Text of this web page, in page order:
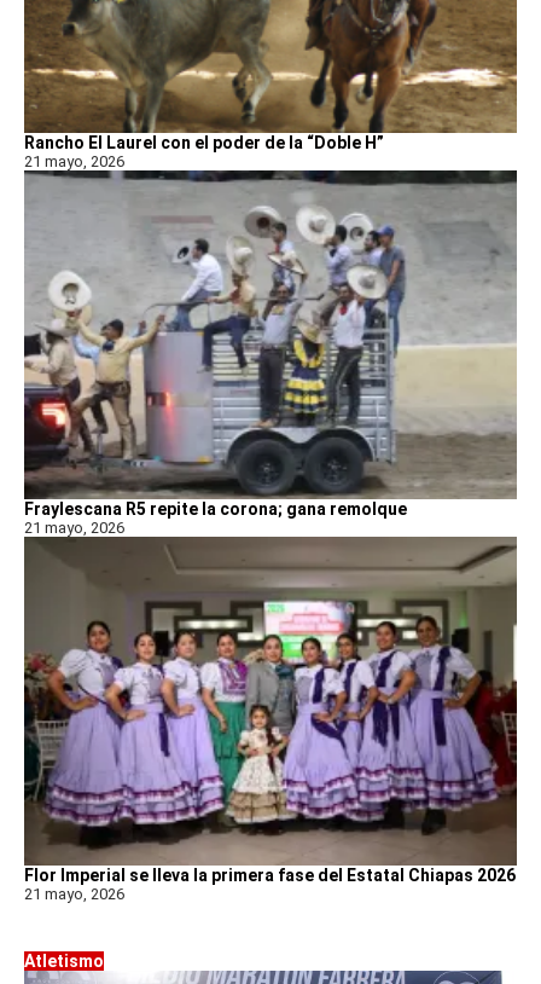
Rancho El Laurel con el poder de la “Doble H”
21 mayo, 2026
Fraylescana R5 repite la corona; gana remolque
21 mayo, 2026
Flor Imperial se lleva la primera fase del Estatal Chiapas 2026
21 mayo, 2026
Atletismo